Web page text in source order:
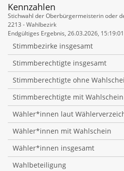
Kennzahlen
Kennzahlen
Stichwahl der Oberbürgermeisterin oder
2213 - Wahlbezirk
Endgültiges Ergebnis, 26.03.2026, 15:19:01
Stimmbezirke insgesamt
Stimmberechtigte insgesamt
Stimmberechtigte ohne
Stimmberechtigte mit
Wähler*innen laut
Wähler*innen mit Wahlschein
Wähler*innen insgesamt
Wahlbeteiligung